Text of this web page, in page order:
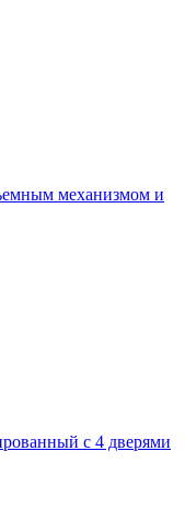
механизмом и
с 4 дверями